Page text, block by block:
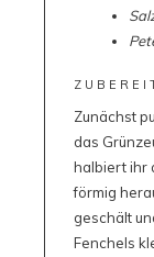
Zunächst
das
halbiert ihr
förmig
geschält
Fenchels